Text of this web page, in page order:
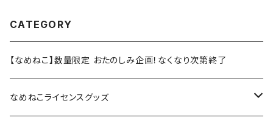
CATEGORY
【なめねこ】数量限定 おたのしみ企画！なくなり次第終了
なめねこライセンスグッズ